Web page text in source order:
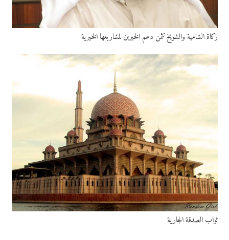
زكاة الشامية والشويخ تثمن دعم الخيرين لمشاريعها الخيرية
ثواب الصدقة الجارية